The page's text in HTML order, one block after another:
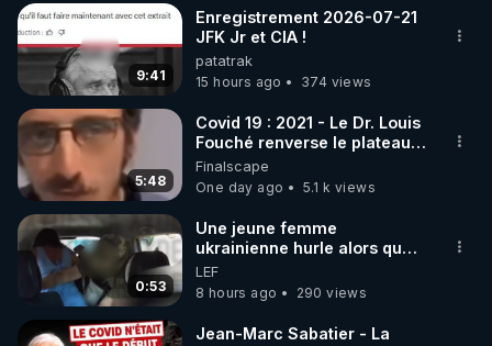
▶ 30 jours gratuit sur l’application de méditation et
de bien-être ENVOL :
Rendez-vous sur https://www.envol.app/code
le code : REGENERE
9:41
Enregistrement 2026-07-21
JFK Jr et CIA !
patatrak
15 hours ago
374 views
5:48
Covid 19 : 2021 - Le Dr. Louis
Fouché renverse le plateau
de CNews !
Finalscape
One day ago
5.1 k views
0:53
Une jeune femme
ukrainienne hurle alors que
son ptit ami est brutalement
enlevé par milice Zelensky
LEF
8 hours ago
290 views
Jean-Marc Sabatier - La